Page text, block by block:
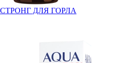
СТРОНГ ДЛЯ ГОРЛА